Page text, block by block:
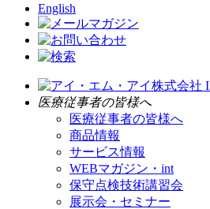
English
医療従事者の皆様へ
医療従事者の皆様へ
商品情報
サービス情報
WEBマガジン・int
保守点検技術講習会
展示会・セミナー